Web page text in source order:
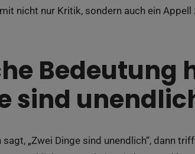
nicht nur Kritik, sondern auch ein
Bedeutung
sind
sagt, „Zwei Dinge sind unendlich“, dann